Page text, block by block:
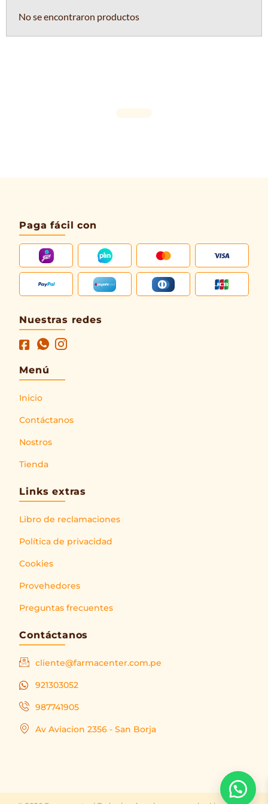
No se encontraron productos
Paga fácil con
Nuestras redes
Menú
Inicio
Contáctanos
Nostros
Tienda
Links extras
Libro de reclamaciones
Política de privacidad
Cookies
Provehedores
Preguntas frecuentes
Contáctanos
cliente@farmacenter.com.pe
921303052
987741905
Av Aviacion 2356 - San Borja